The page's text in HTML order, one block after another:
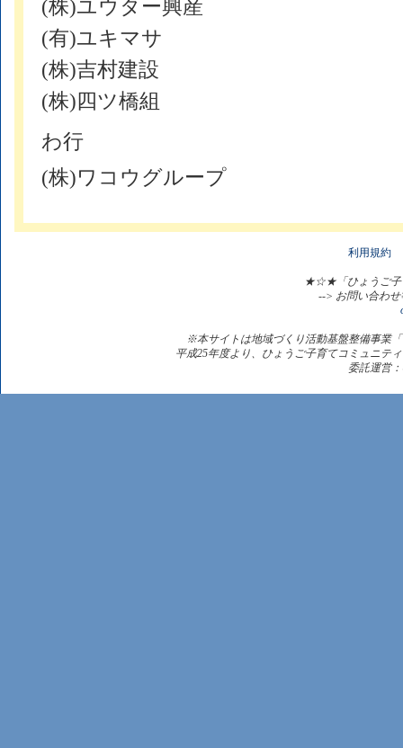
(株)ユウター興産
(有)ユキマサ
(株)吉村建設
(株)四ツ橋組
わ行
(株)ワコウグループ
利用規約
★☆★「ひょうご子
--> お問い合わ
※本サイトは地域づくり活動基盤整備事業
平成25年度より、ひょうご子育てコミュニテ
委託運営